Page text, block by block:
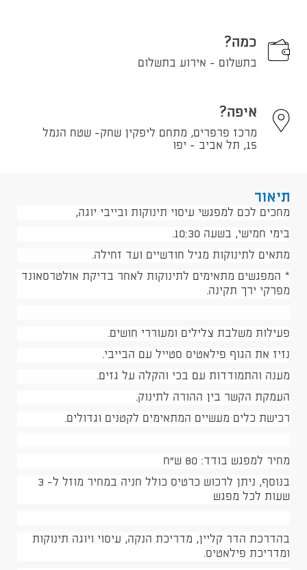
כמה?
בתשלום - אירוע בתשלום
איפה?
מרכז פרפרים, מתחם ליפקין שחק- שטח הנמל
15, תל אביב - יפו
תיאור
מחכים לכם למפגשי עיסוי תינוקות ובייבי יוגה,
בימי חמישי, בשעה 10:30.
מתאים לתינוקות מגיל חודשיים ועד זחילה.
* המפגשים מתאימים לתינוקות לאחר בדיקת אולטרסאונד
מפרקי ירך תקינה.
פעילות משלבת צלילים ומעוררי חושים.
נזיז את הגוף פילאטיס סטייל עם הבייבי.
מענה והתמודדות עם בכי והקלה על גזים.
העמקת הקשר בין ההורה לתינוק.
רכישת כלים מעשיים המתאימים לקטנים וגדולים.
מחיר למפגש בודד: 80 ש"ח
בנוסף, ניתן לרכוש כרטיס כולל חניה במחיר מוזל ל- 3
שעות לכל מפגש
בהדרכת הדר קליין, מדריכת הנקה, עיסוי ויוגה תינוקות
ומדריכת פילאטיס.